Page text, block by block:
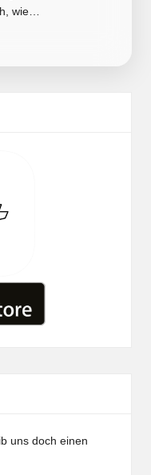
wie…
uns doch einen